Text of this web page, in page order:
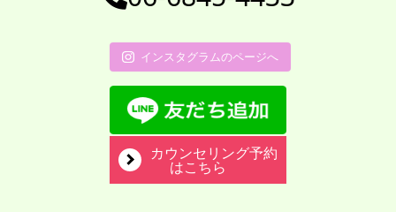
インスタグラムのページへ
カウンセリング予約
はこちら